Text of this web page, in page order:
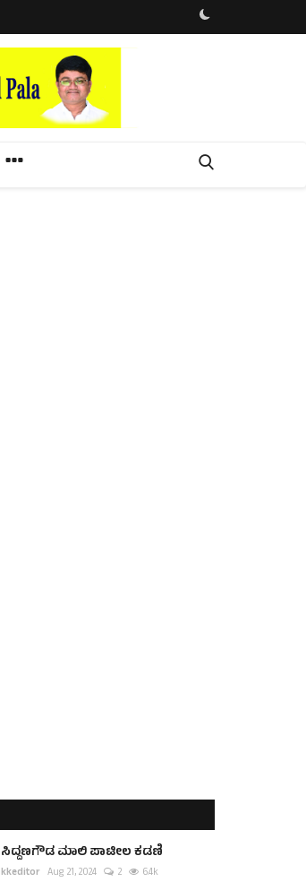
ಸಿದ್ದಣಗೌಡ ಮಾಲಿ ಪಾಟೀಲ ಕಡಣಿ
kkeditor Aug 21, 2024 2 6.4k